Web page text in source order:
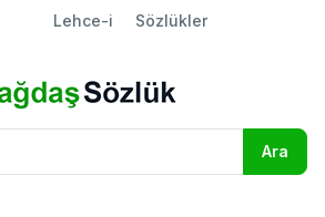
Lehce-i Sözlükler